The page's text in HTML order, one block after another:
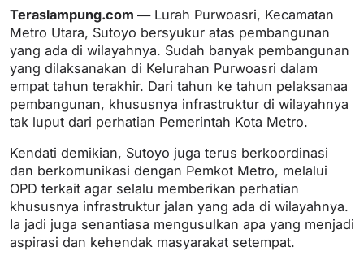
Teraslampung.com —Lurah Purwoasri, Kecamatan
Metro Utara, Sutoyo bersyukur atas pembangunan
yang ada di wilayahnya. Sudah banyak pembangunan
yang dilaksanakan di Kelurahan Purwoasri dalam
empat tahun terakhir. Dari tahun ke tahun pelaksanaa
pembangunan, khususnya infrastruktur di wilayahnya
tak luput dari perhatian Pemerintah Kota Metro.
Kendati demikian, Sutoyo juga terus berkoordinasi
dan berkomunikasi dengan Pemkot Metro, melalui
OPD terkait agar selalu memberikan perhatian
khususnya infrastruktur jalan yang ada di wilayahnya.
Ia jadi juga senantiasa mengusulkan apa yang menjadi
aspirasi dan kehendak masyarakat setempat.